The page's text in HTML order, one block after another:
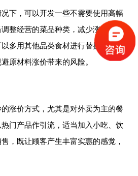
下，可以开发一些不需要使用高幅
整经营的菜品种类，减少涨价食材
多用其他品类食材进行替换、补充
原材料涨价带来的风险。
涨价方式，尤其是对外卖为主的餐
门产品作引流，适当加入小吃、饮
，既让顾客产生丰富实惠的感觉，